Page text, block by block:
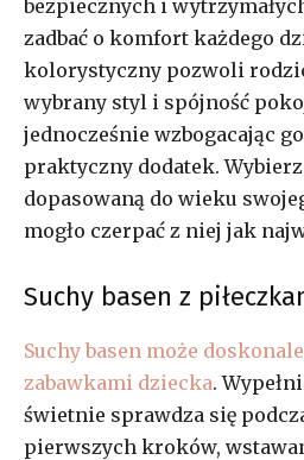
bezpiecznych i
zadbać o komfort każdego
kolorystyczny pozwoli
wybrany styl i spójność
jednocześnie wzbogacając
praktyczny dodatek.
dopasowaną do wieku
mogło czerpać z niej jak
Suchy basen z
Suchy basen może
zabawkami dziecka.
świetnie sprawdza się
pierwszych kroków,